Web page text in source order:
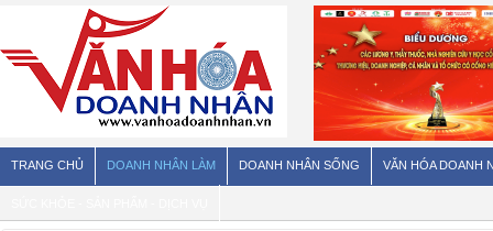
TRANG CHỦ DOANH NHÂN LÀM DOANH NHÂN SỐNG VĂN HÓA DOANH